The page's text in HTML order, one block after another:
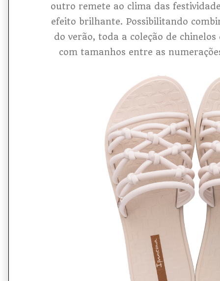
outro remete ao clima das
efeito brilhante. Possibilitando
do verão, toda a coleção de
com tamanhos entre as